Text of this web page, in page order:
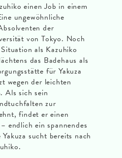
einen Job in einem
ungewöhnliche
der
von Tokyo. Noch
als Kazuhiko
das Badehaus als
für Yakuza
wegen der leichten
Als sich sein
zur
findet er einen
endlich ein spannendes
sucht bereits nach